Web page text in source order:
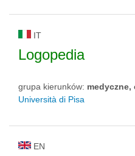
IT
Logopedia
grupa kierunków: medyczne,
Università di Pisa
EN